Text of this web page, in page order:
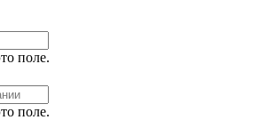
поле.
поле.